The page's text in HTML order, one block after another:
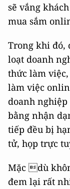
sẽ vắng
mua sắm
Trong khi đó,
loạt doanh
thức làm
làm việc
doanh
bằng nhận
tiếp đều bị
tử, họp trực
Mặc dù
đem lại rất